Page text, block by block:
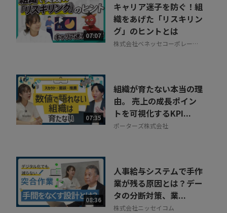
07:07
キャリア迷子を防ぐ！組
織をあげた「リスキリン
グ」のヒントとは
株式会社ベネッセコーポレーシ
07:35
組織が育たない本当の理
由。 売上の成長ポイン
トを可視化するKPI...
ポーターズ株式会社
08:36
人事給与システムで手作
業が残る原因とは？デー
タの分断対策、業...
株式会社ニッセイコム